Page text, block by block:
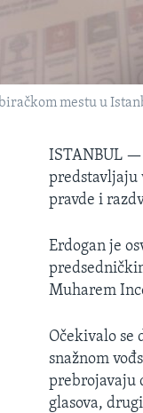
mestu u
ISTANBUL —
predstavljaju
pravde i
Erdogan je
Muharem
Očekivalo se
snažnom
prebrojavaju
glasova,